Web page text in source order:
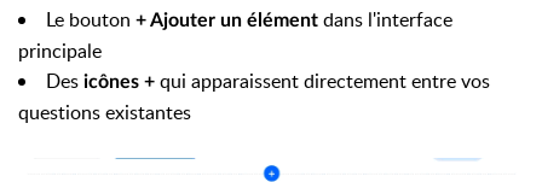
Le bouton + Ajouter un élément dans l'interface
principale
Des icônes + qui apparaissent directement entre vos
questions existantes